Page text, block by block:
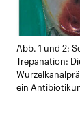
Abb. 1 und 2:
Trepanation:
ein